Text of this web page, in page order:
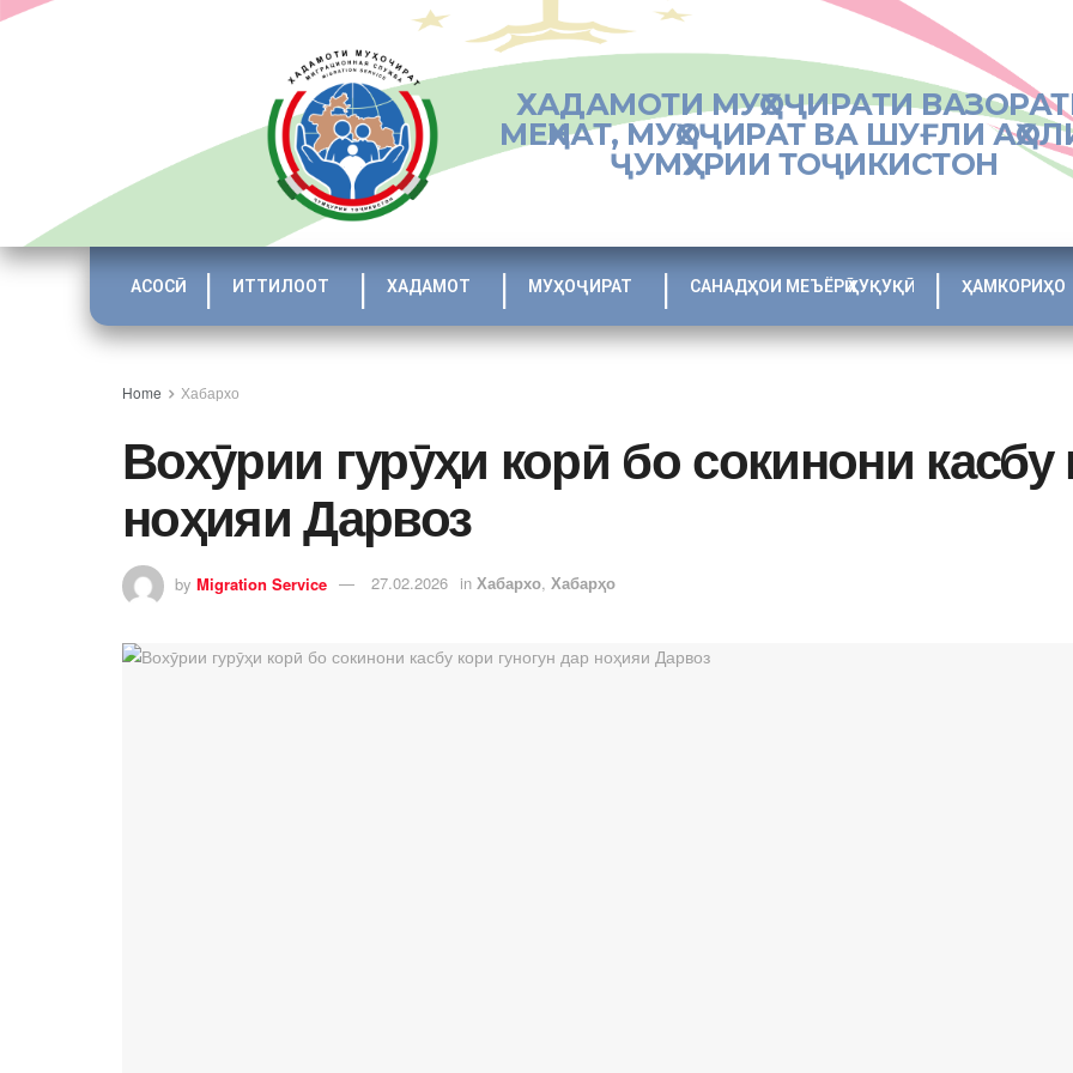
ХАДАМОТИ МУҲОҶИРАТИ
МЕҲНАТ, МУҲОҶИРАТ ВА ШУҒЛИ
ҶУМҲУРИИ ТОҶИКИСТОН
АСОСӢ ИТТИЛООТ ХАДАМОТ МУҲОҶИРАТ САНАДҲОИ МЕЪЁРӢ ҲУҚУҚӢ ҲАМКОРИҲО
Home Хабархо
Вохӯрии гурӯҳи корӣ бо сокинони касбу
ноҳияи Дарвоз
by Migration Service 27.02.2026 in Хабархо, Хабарҳо